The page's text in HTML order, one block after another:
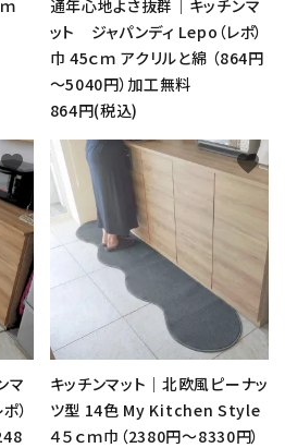
通年心地よさ抜群｜キッチンマ
ット ジャパンディ Lepo（レポ）
巾 45ｃｍ アクリルと綿 （864円
～5040円）加工無料
864円(税込)
マ
）
favorite
キッチンマット｜北欧風ピーナッ
ツ型 14色 My Kitchen Style
４５ｃｍ巾（2380円～8330円）
favorite